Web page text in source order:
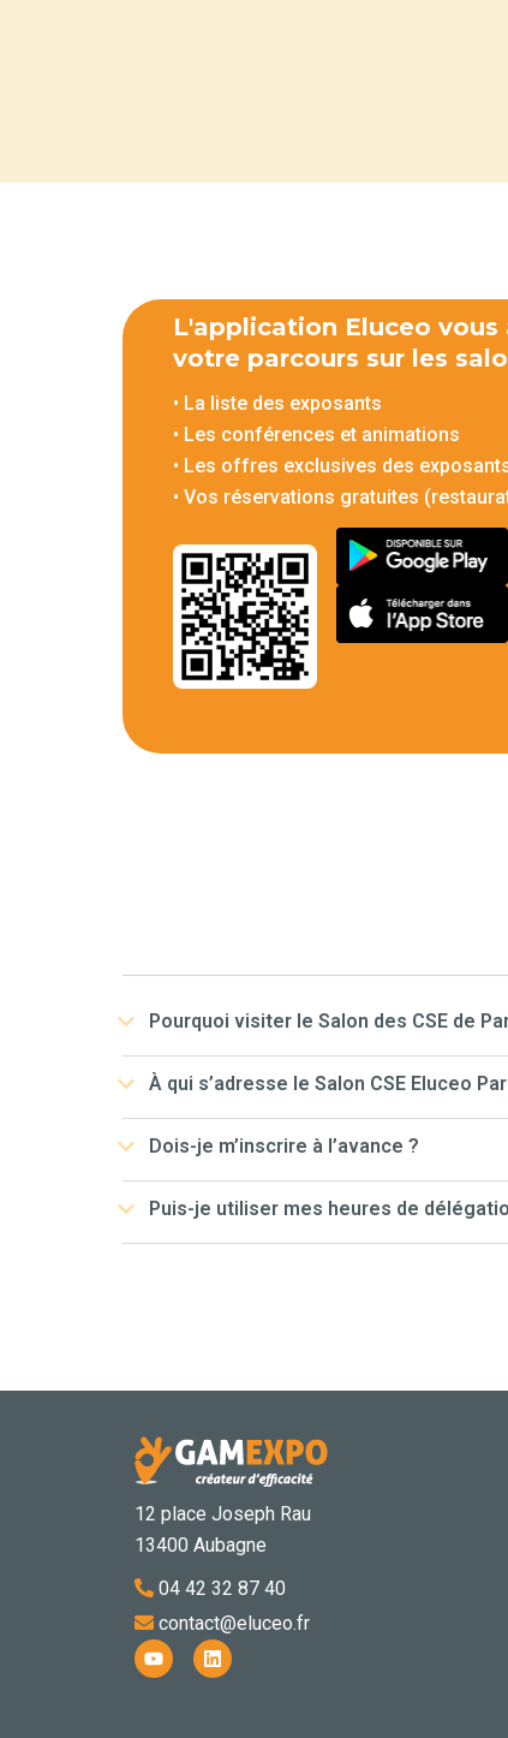
L'application Eluceo
votre parcours sur les
• La liste des exposants
• Les conférences et animations
• Les offres exclusives des
• Vos réservations gratuites
Pourquoi visiter le Salon des CSE de
À qui s’adresse le Salon CSE Eluceo
Dois-je m’inscrire à l’avance ?
Puis-je utiliser mes heures de
12 place Joseph Rau
13400 Aubagne
04 42 32 87 40
contact@eluceo.fr
Y
o
L
i